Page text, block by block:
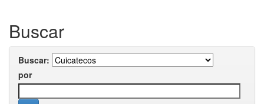
Buscar
Buscar:
por